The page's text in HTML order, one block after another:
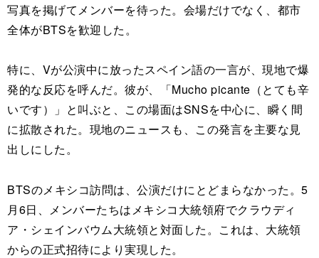
写真を掲げてメンバーを待った。会場だけでなく、都市
全体がBTSを歓迎した。
特に、Vが公演中に放ったスペイン語の一言が、現地で爆
発的な反応を呼んだ。彼が、「Mucho picante（とても辛
いです）」と叫ぶと、この場面はSNSを中心に、瞬く間
に拡散された。現地のニュースも、この発言を主要な見
出しにした。
BTSのメキシコ訪問は、公演だけにとどまらなかった。5
月6日、メンバーたちはメキシコ大統領府でクラウディ
ア・シェインバウム大統領と対面した。これは、大統領
からの正式招待により実現した。